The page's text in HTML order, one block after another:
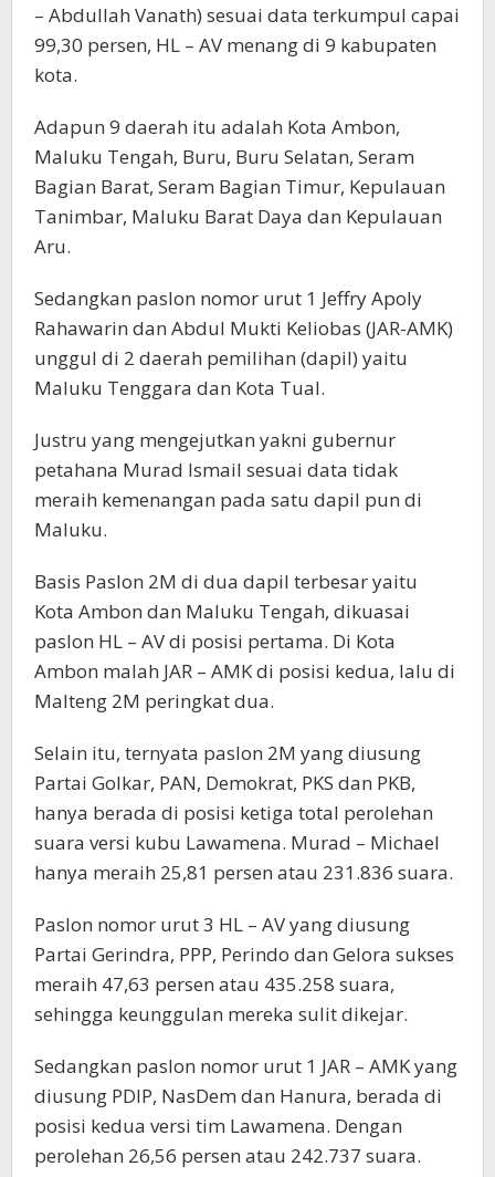
– Abdullah Vanath) sesuai data terkumpul capai
99,30 persen, HL – AV menang di 9 kabupaten
kota.
Adapun 9 daerah itu adalah Kota Ambon,
Maluku Tengah, Buru, Buru Selatan, Seram
Bagian Barat, Seram Bagian Timur, Kepulauan
Tanimbar, Maluku Barat Daya dan Kepulauan
Aru.
Sedangkan paslon nomor urut 1 Jeffry Apoly
Rahawarin dan Abdul Mukti Keliobas (JAR-AMK)
unggul di 2 daerah pemilihan (dapil) yaitu
Maluku Tenggara dan Kota Tual.
Justru yang mengejutkan yakni gubernur
petahana Murad Ismail sesuai data tidak
meraih kemenangan pada satu dapil pun di
Maluku.
Basis Paslon 2M di dua dapil terbesar yaitu
Kota Ambon dan Maluku Tengah, dikuasai
paslon HL – AV di posisi pertama. Di Kota
Ambon malah JAR – AMK di posisi kedua, lalu di
Malteng 2M peringkat dua.
Selain itu, ternyata paslon 2M yang diusung
Partai Golkar, PAN, Demokrat, PKS dan PKB,
hanya berada di posisi ketiga total perolehan
suara versi kubu Lawamena. Murad – Michael
hanya meraih 25,81 persen atau 231.836 suara.
Paslon nomor urut 3 HL – AV yang diusung
Partai Gerindra, PPP, Perindo dan Gelora sukses
meraih 47,63 persen atau 435.258 suara,
sehingga keunggulan mereka sulit dikejar.
Sedangkan paslon nomor urut 1 JAR – AMK yang
diusung PDIP, NasDem dan Hanura, berada di
posisi kedua versi tim Lawamena. Dengan
perolehan 26,56 persen atau 242.737 suara.